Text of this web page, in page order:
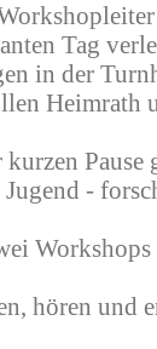
Tag
in der
Heimrath
Pause
-
hören und